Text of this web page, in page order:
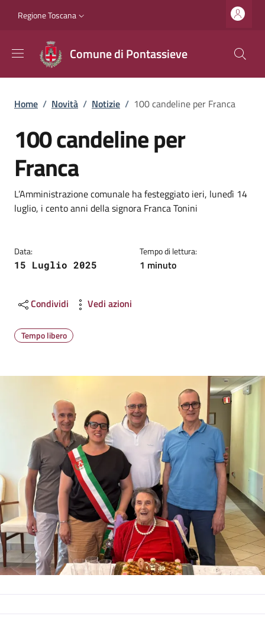
Slim top
Regione Toscana
Comune di Pontassieve
Briciole di pane
Home / Novità / Notizie / 100 candeline per Franca
100 candeline per
Franca
Dettagli
Descrizione breve
L’Amministrazione comunale ha festeggiato ieri, lunedì 14
luglio, i cento anni della signora Franca Tonini
Data:
15 Luglio 2025
Tempo di lettura:
1 minuto
Condividi Vedi azioni
Tempo libero